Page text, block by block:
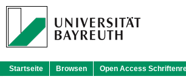
Startseite Browsen Open Access